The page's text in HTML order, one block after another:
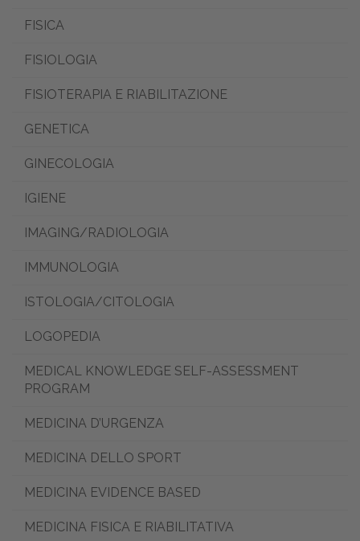
FISICA
FISIOLOGIA
FISIOTERAPIA E RIABILITAZIONE
GENETICA
GINECOLOGIA
IGIENE
IMAGING/RADIOLOGIA
IMMUNOLOGIA
ISTOLOGIA/CITOLOGIA
LOGOPEDIA
MEDICAL KNOWLEDGE SELF-ASSESSMENT
PROGRAM
MEDICINA D’URGENZA
MEDICINA DELLO SPORT
MEDICINA EVIDENCE BASED
MEDICINA FISICA E RIABILITATIVA